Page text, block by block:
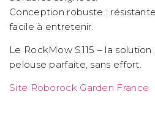
Conception robuste :
facile à entretenir.
Le RockMow S115 – la
pelouse parfaite, sans effort.
Site Roborock Garden France